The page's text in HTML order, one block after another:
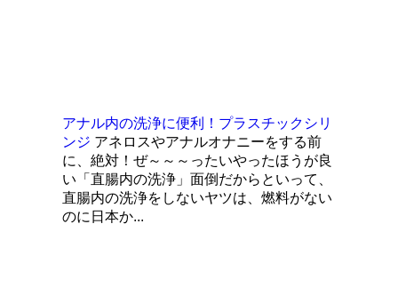
アナル内の洗浄に便利！プラスチックシリ
ンジ アネロスやアナルオナニーをする前
に、絶対！ぜ～～～ったいやったほうが良
い「直腸内の洗浄」面倒だからといって、
直腸内の洗浄をしないヤツは、燃料がない
のに日本か...